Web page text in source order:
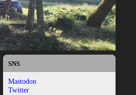
SNS
Mastodon
Twitter